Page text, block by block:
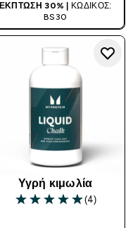
ΈΚΠΤΩΣΗ 30% |
ΚΩΔΙΚΌΣ:
BS30
Υγρή κιμωλία
5 out of 5 stars
(4)